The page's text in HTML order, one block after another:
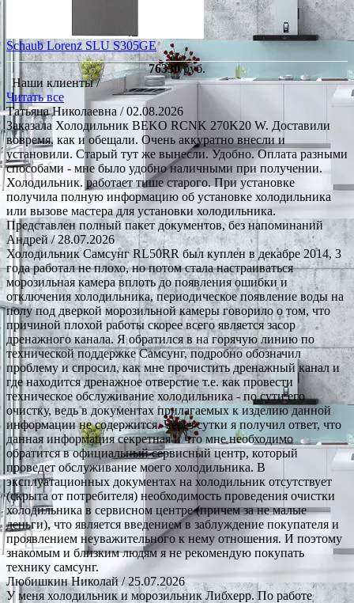
Schaub Lorenz SLU S305GE
76330руб.
Наши клиенты /
Читать все
Татьяна Николаевна / 02.08.2026
Заказала Холодильник BEKO RCNK 270K20 W. Доставили
вовремя. как и обещали. Очень аккуратно внесли и
установили. Старый тут же вынесли. Удобно. Оплата разными
способами - мне было удобно наличными при получении.
Холодильник. работает тише старого. При установке
получила полную информацию об установке холодильника
или вызове мастера для установки холодильника.
Представлен полный пакет документов, без напоминаний
Андрей/ 28.07.2026
Холодильник Самсунг RL50RR был куплен в декабре 2014, 3
года работал не плохо, но потом стала настраиваться
морозильная камера вплоть до появления ошибки и
отключения холодильника, периодическое появление воды на
полу под дверкой морозильной камеры говорило о том, что
причиной плохой работы скорее всего является засор
дренажного канала. Я обратился в на горячую линию по
технической поддержке Самсунг, подробно обозначил
проблему и спросил, как мне прочистить дренажный канал и
где находится дренажное отверстие т.е. как провести
техническое обслуживание холодильника - по сути его
очистку, ведь в документах прилагаемых к изделию данной
информации не содержится. Через сутки я получил ответ, что
данная информация секретная и что мне необходимо
обратится в официальный сервисный центр, который
проведет обслуживание моего холодильника. В
эксплуатационных документах на холодильник отсутствует
(скрыта от потребителя) необходимость проведения очистки
холодильника в сервисном центре (причем за не малые
деньги), что является введением в заблуждение покупателя и
проявлением неуважительного к нему отношения. И поэтому
знакомым и близким людям я не рекомендую покупать
технику самсунг.
Любишкин Николай/ 25.07.2026
У меня холодильник и морозильник Либхерр. По работе